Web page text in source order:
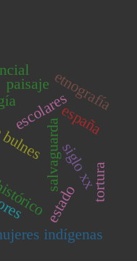
escolares
salvaguarda
estado
siglo xx
españa
etnografía
paisaje
indígenas
tortura